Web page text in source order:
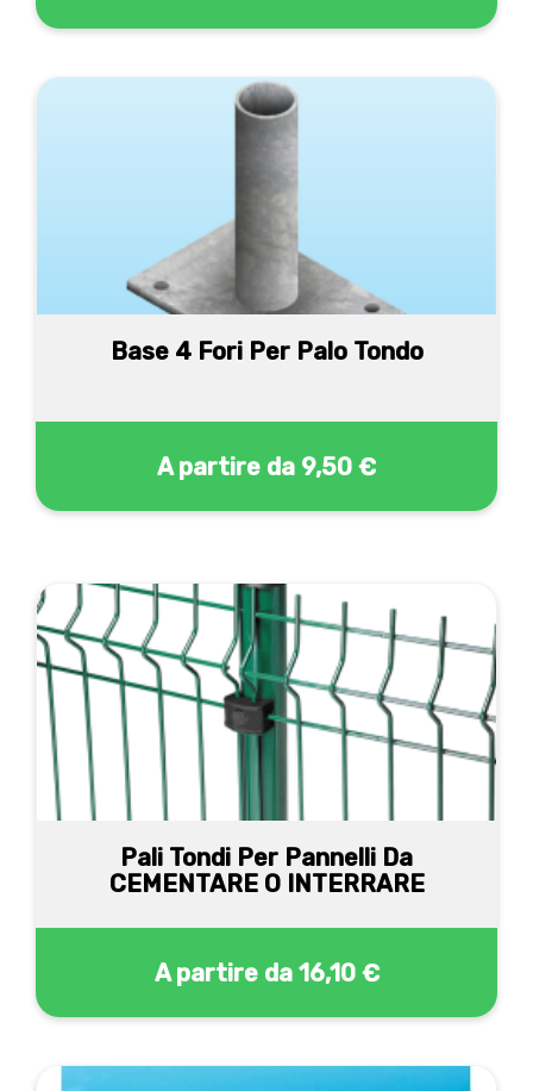
Base 4 Fori Per Palo Tondo
A partire da 9,50 €
Pali Tondi Per Pannelli Da
CEMENTARE O INTERRARE
A partire da 16,10 €